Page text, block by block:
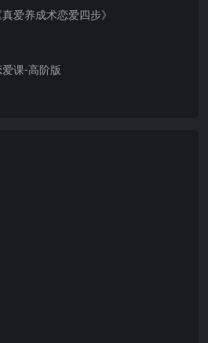
爱养成术恋爱四步》
课-高阶版